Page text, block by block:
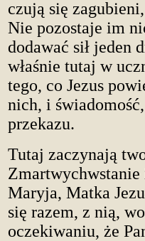
czują się
Nie pozostaje im
dodawać sił jeden
właśnie tutaj w
tego, co Jezus
nich, i
przekazu.
Tutaj zaczynają
Zmartwychwstanie
Maryja, Matka
się razem, z nią,
oczekiwaniu, że